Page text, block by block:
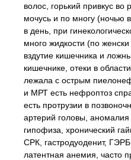
волос, горький привкус во
мочусь и по многу (ночью
в день, при
много жидкости (по
вздутие кишечника и
кишечнике, отеки в
лежала с острым
и МРТ есть нефроптоз
есть протрузии в
артерий головы,
гипофиза, хронический
СРК, гастродуоденит,
латентная анемия, часто